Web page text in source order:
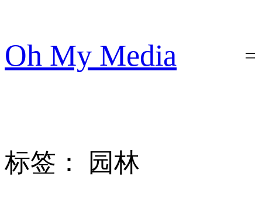
内
容
Oh My Media
标签： 园林